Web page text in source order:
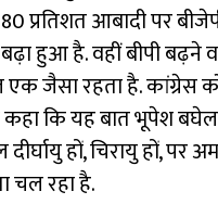
प्रतिशत आबादी पर
हुआ है. वहीं बीपी बढ़ने
जैसा रहता है. कांग्रेस
कहा कि यह बात भूपेश
हों, चिरायु हों, पर
चल रहा है.